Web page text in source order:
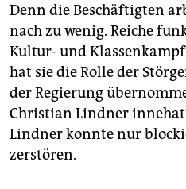
Denn die Beschäftigten
nach zu wenig. Reiche
Kultur- und
hat sie die Rolle der
der Regierung
Christian ­Lindner
Lindner konnte nur
zerstören.